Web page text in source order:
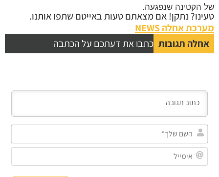
של הקטינה שנפגעה.
טעינו? נתקן! אם מצאתם טעות באייטם שתפו אותנו.
מערכת אחלה NEWS
אחלה תגובות כתבו את דעתכם על הכתבה